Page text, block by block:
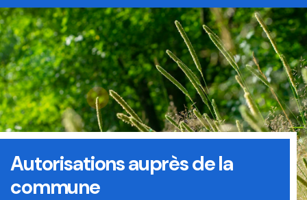
Autorisations auprès de la
commune